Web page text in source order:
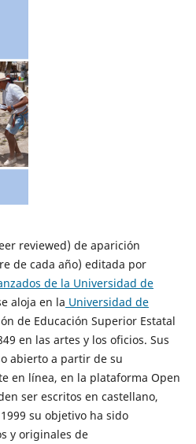
reviewed) de aparición
de cada año) editada por
de la Universidad de
aloja en la Universidad de
de Educación Superior Estatal
en las artes y los oficios. Sus
abierto a partir de su
en línea, en la plataforma Open
ser escritos en castellano,
su objetivo ha sido
y originales de